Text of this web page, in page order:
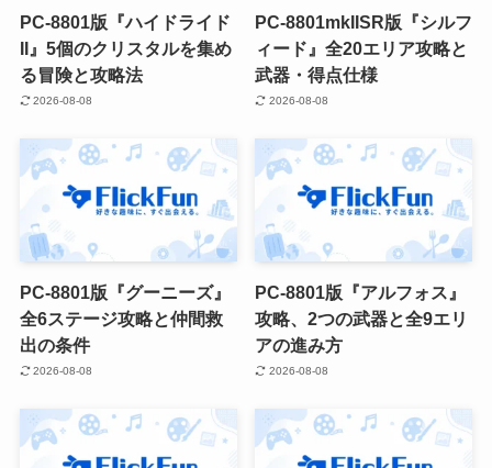
PC-8801版『ハイドライド
II』5個のクリスタルを集め
る冒険と攻略法
2026-08-08
PC-8801mkIISR版『シルフ
ィード』全20エリア攻略と
武器・得点仕様
2026-08-08
PC-8801版『グーニーズ』
全6ステージ攻略と仲間救
出の条件
2026-08-08
PC-8801版『アルフォス』
攻略、2つの武器と全9エリ
アの進み方
2026-08-08